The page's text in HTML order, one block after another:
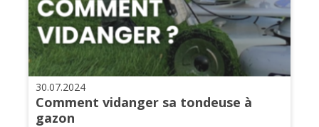
30.07.2024
Comment vidanger sa tondeuse à
gazon